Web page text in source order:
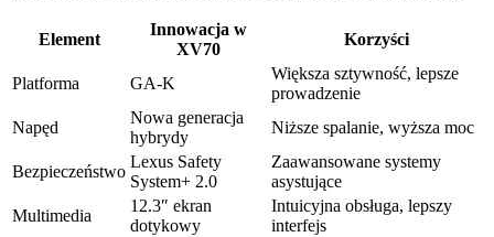
Element
Innowacja w
XV70
Korzyści
Platforma GA-K
Większa sztywność, lepsze
prowadzenie
Napęd
Nowa generacja
hybrydy
Niższe spalanie, wyższa moc
Bezpieczeństwo
Lexus Safety
System+ 2.0
Zaawansowane systemy
asystujące
Multimedia
12.3″ ekran
dotykowy
Intuicyjna obsługa, lepszy
interfejs